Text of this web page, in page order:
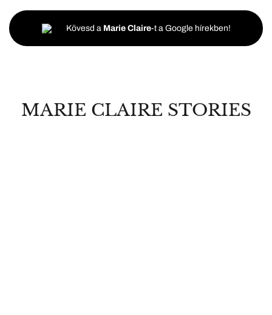
Kövesd a Marie Claire-t a Google hírekben!
MARIE CLAIRE STORIES